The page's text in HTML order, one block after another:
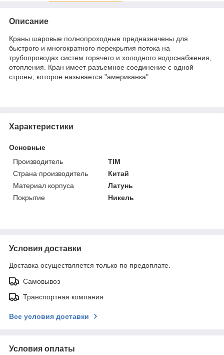
Описание
Краны шаровые полнопроходные предназначены для
быстрого и многократного перекрытия потока на
трубопроводах систем горячего и холодного водоснабжения,
отопления. Кран имеет разъемное соединение с одной
строны, которое называется "американка".
Характеристики
Основные
Производитель
TIM
Страна производитель
Китай
Материал корпуса
Латунь
Покрытие
Никель
Условия доставки
Доставка осуществляется только по предоплате.
Самовывоз
Транспортная компания
Все условия доставки
Условия оплаты